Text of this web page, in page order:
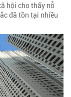
hội cho thấy nỗ
đã tồn tại nhiều